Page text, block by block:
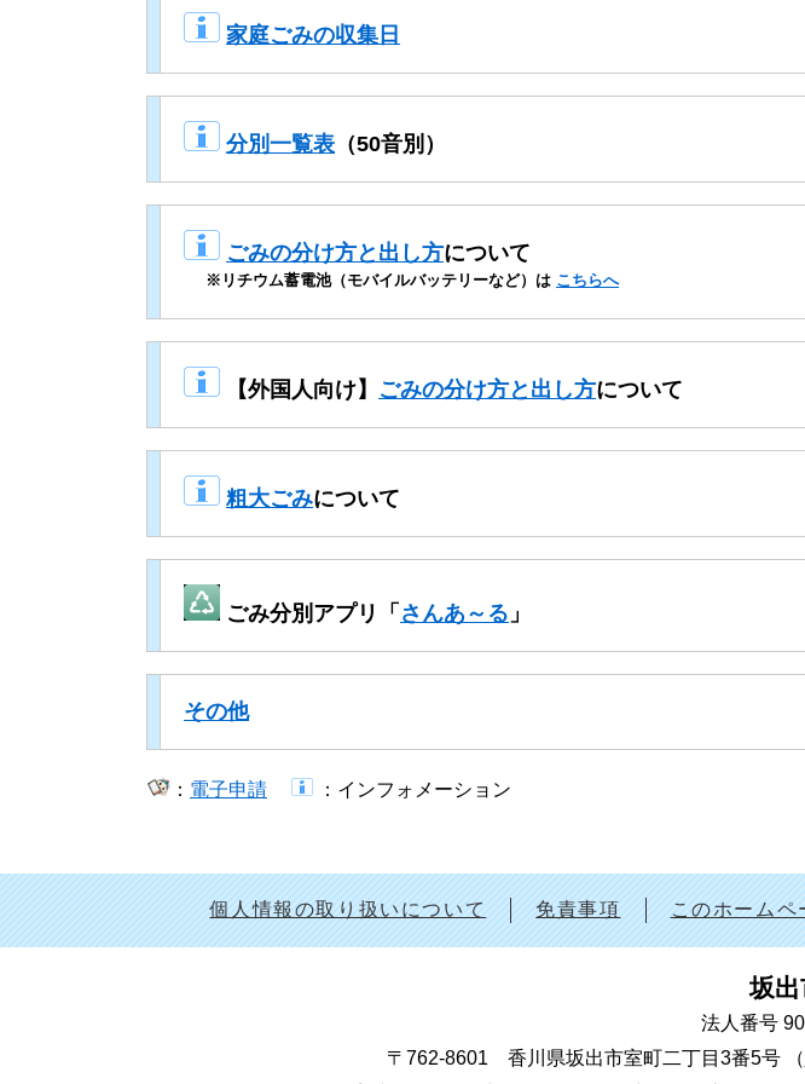
家庭ごみの収集日
分別一覧表 （50音別）
ごみの分け方と出し方について
※リチウム蓄電池（モバイルバッテリーなど）は こちらへ
【外国人向け】​ ごみの分け方と出し方について
粗大ごみについて​​
ごみ分別アプリ「 さんあ～る 」
その他
： 電子申請 ​：インフォメーション​
個人情報の取り扱いについて 免責事項 このホームペ
坂
法人番号
〒762-8601 香川県坂出市室町二丁目3番5号
（